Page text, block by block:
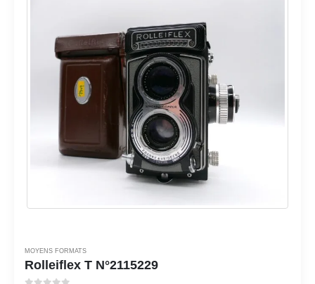
MOYENS FORMATS
Rolleiflex T N°2115229